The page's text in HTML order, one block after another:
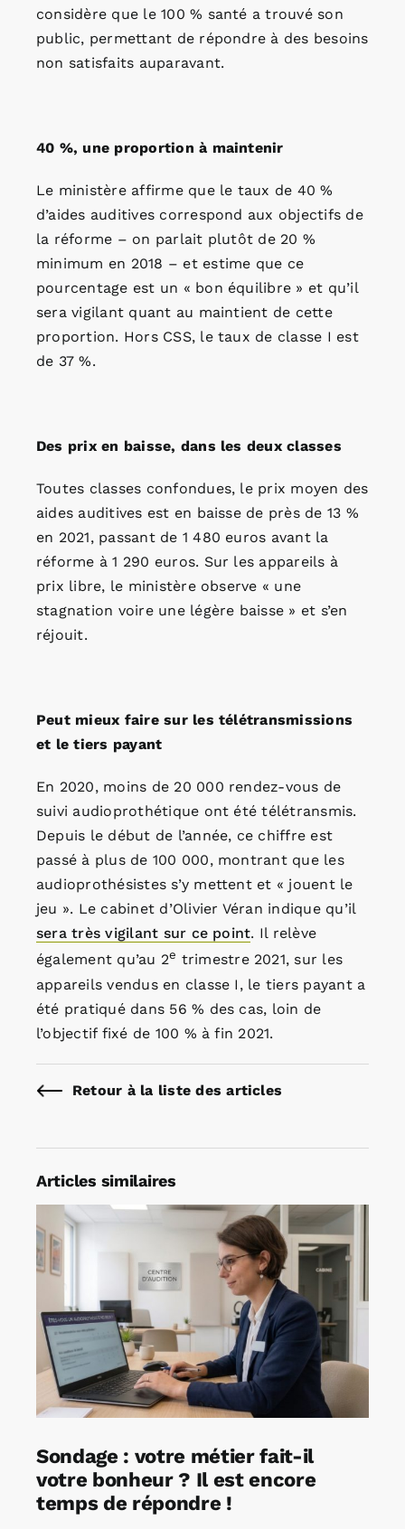
considère que le 100 % santé a trouvé son
public, permettant de répondre à des besoins
non satisfaits auparavant.
40 %, une proportion à maintenir
Le ministère affirme que le taux de 40 %
d’aides auditives correspond aux objectifs de
la réforme – on parlait plutôt de 20 %
minimum en 2018 – et estime que ce
pourcentage est un « bon équilibre » et qu’il
sera vigilant quant au maintient de cette
proportion. Hors CSS, le taux de classe I est
de 37 %.
Des prix en baisse, dans les deux classes
Toutes classes confondues, le prix moyen des
aides auditives est en baisse de près de 13 %
en 2021, passant de 1 480 euros avant la
réforme à 1 290 euros. Sur les appareils à
prix libre, le ministère observe « une
stagnation voire une légère baisse » et s’en
réjouit.
Peut mieux faire sur les télétransmissions
et le tiers payant
En 2020, moins de 20 000 rendez-vous de
suivi audioprothétique ont été télétransmis.
Depuis le début de l’année, ce chiffre est
passé à plus de 100 000, montrant que les
audioprothésistes s’y mettent et « jouent le
jeu ». Le cabinet d’Olivier Véran indique qu’il
sera très vigilant sur ce point. Il relève
également qu’au 2e trimestre 2021, sur les
appareils vendus en classe I, le tiers payant a
été pratiqué dans 56 % des cas, loin de
l’objectif fixé de 100 % à fin 2021.
Retour à la liste des articles
Articles similaires
Sondage : votre métier fait-il
votre bonheur ? Il est encore
temps de répondre !